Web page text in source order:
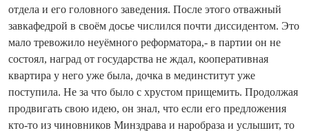
отдела и его головного заведения. После этого отважный
зав­кафедрой в своём досье числился по­чти диссидентом. Это
мало тревожило неуёмного реформатора,- в партии он не
состоял, наград от государства не ждал, кооперативная
квартира у него уже была, дочка в мединститут уже
поступила. Не за что было с хрустом прищемить. Продолжая
продвигать свою идею, он знал, что если его предложения
кто‑то из чиновников Минздрава и наробраза и услышит, то